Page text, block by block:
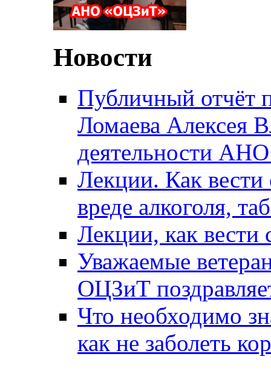
Новости
Публичный отчёт
Ломаева Алексея
деятельности
Лекции. Как вести
вреде алкоголя,
Лекции, как вести
Уважаемые
ОЦЗиТ
Что необходимо
как не заболеть